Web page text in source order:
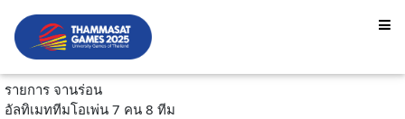
รายการ จานร่อน
อัลทิเมททีมโอเพ่น 7 คน 8 ทีม